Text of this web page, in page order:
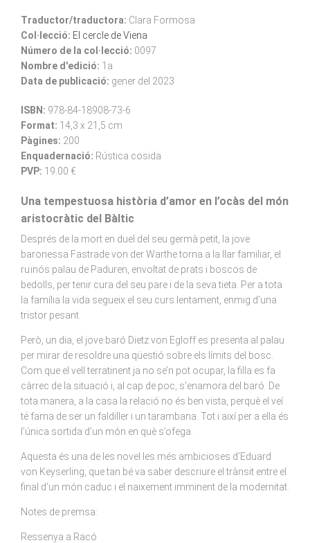
Traductor/traductora: Clara Formosa
Col·lecció: El cercle de Viena
Número de la col·lecció: 0097
Nombre d'edició: 1a
Data de publicació: gener del 2023
ISBN: 978-84-18908-73-6
Format: 14,3 x 21,5 cm
Pàgines: 200
Enquadernació: Rústica cosida
PVP: 19.00 €
Una tempestuosa història d’amor en l’ocàs del món
aristocràtic del Bàltic
Després de la mort en duel del seu germà petit, la jove
baronessa Fastrade von der Warthe torna a la llar familiar, el
ruïnós palau de Paduren, envoltat de prats i boscos de
bedolls, per tenir cura del seu pare i de la seva tieta. Per a tota
la família la vida segueix el seu curs lentament, enmig d’una
tristor pesant.
Però, un dia, el jove baró Dietz von Egloff es presenta al palau
per mirar de resoldre una qüestió sobre els límits del bosc.
Com que el vell terratinent ja no se’n pot ocupar, la filla es fa
càrrec de la situació i, al cap de poc, s’enamora del baró. De
tota manera, a la casa la relació no és ben vista, perquè el veí
té fama de ser un faldiller i un tarambana. Tot i així per a ella és
l’única sortida d’un món en què s’ofega.
Aquesta és una de les novel·les més ambicioses d’Eduard
von Keyserling, que tan bé va saber descriure el trànsit entre el
final d’un món caduc i el naixement imminent de la modernitat.
Notes de premsa:
Ressenya a Racó